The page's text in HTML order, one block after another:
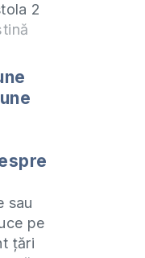
2
în
la
sau
pe
țări